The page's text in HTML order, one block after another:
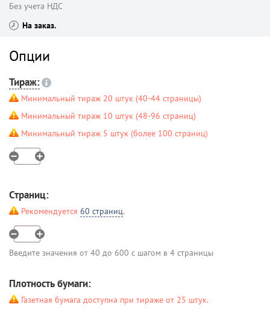
Без учета НДС
На заказ
Опции
Тираж:
Минимальный тираж 20 штук (40-44 страницы)
Минимальный тираж 10 штук (48-96 страниц)
Минимальный тираж 5 штук (более 100 страниц)
Страниц:
Рекомендуется 60 страниц.
Введите значения от 40 до 600 с шагом в 4 страницы
Плотность бумаги:
Газетная бумага доступна при тираже от 25 штук.